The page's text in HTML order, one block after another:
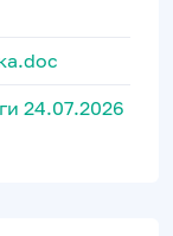
24.07.2026